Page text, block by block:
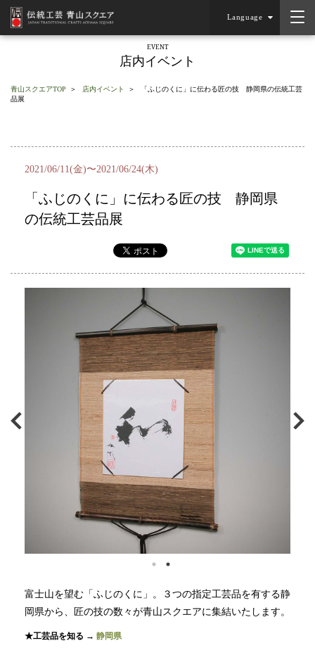
Language
EVENT
店内イベント
青山スクエアTOP 店内イベント
「ふじのくに」に伝わる匠の技 静岡県の伝統工芸
品展
2021/06/11(金)〜2021/06/24(木)
「ふじのくに」に伝わる匠の技 静岡県
の伝統工芸品展
富士山を望む「ふじのくに」。３つの指定工芸品を有する静
岡県から、匠の技の数々が青山スクエアに集結いたします。
★工芸品を知る → 静岡県